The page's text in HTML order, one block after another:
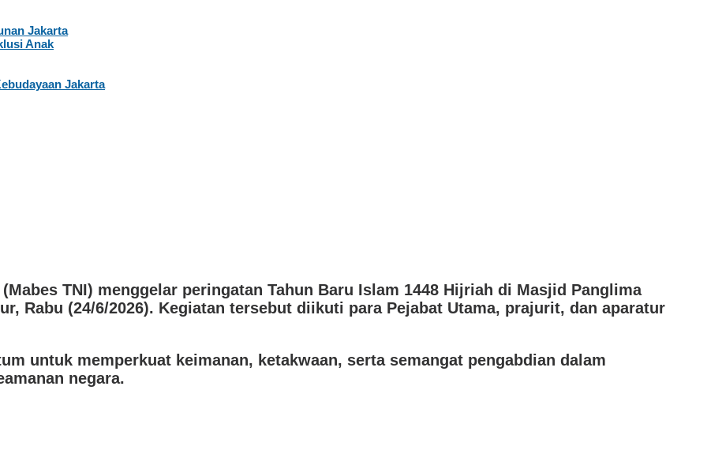
Jakarta
Anak
Jakarta
TNI) menggelar peringatan Tahun Baru Islam 1448 Hijriah di Masjid Panglima
Rabu (24/6/2026). Kegiatan tersebut diikuti para Pejabat Utama, prajurit, dan aparatur
untuk memperkuat keimanan, ketakwaan, serta semangat pengabdian dalam
negara.